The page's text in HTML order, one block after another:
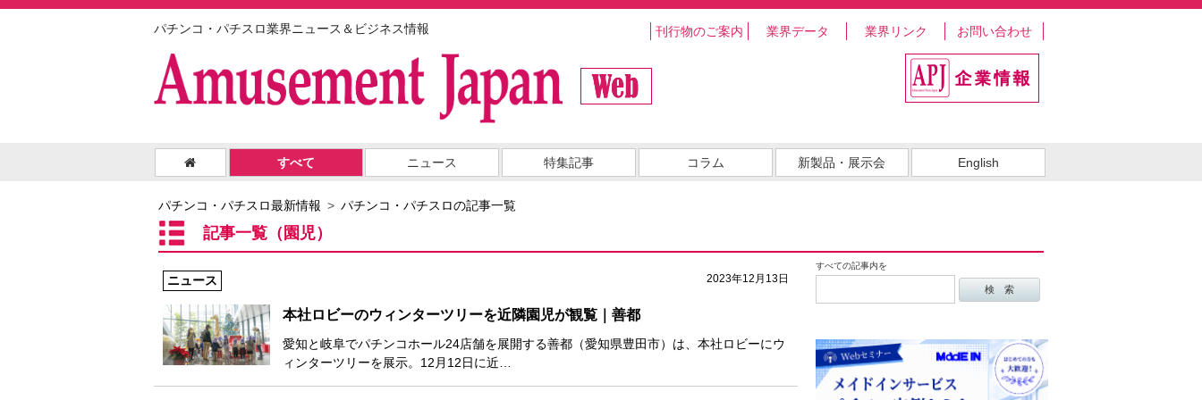
パチンコ・パチスロ業界ニュース＆ビジネス情報 刊行物のご案内 業界データ 業界リンク お問い合わせ
すべて ニュース 特集記事 コラム 新製品・展示会 English
パチンコ・パチスロ最新情報 パチンコ・パチスロの記事一覧
記事一覧（園児）
すべての記事内を
2023年12月13日
ニュース
本社ロビーのウィンターツリーを近隣園児が観覧｜善都
愛知と岐阜でパチンコホール24店舗を展開する善都（愛知県豊田市）は、本社ロビーにウ
ィンターツリーを展示。12月12日に近…